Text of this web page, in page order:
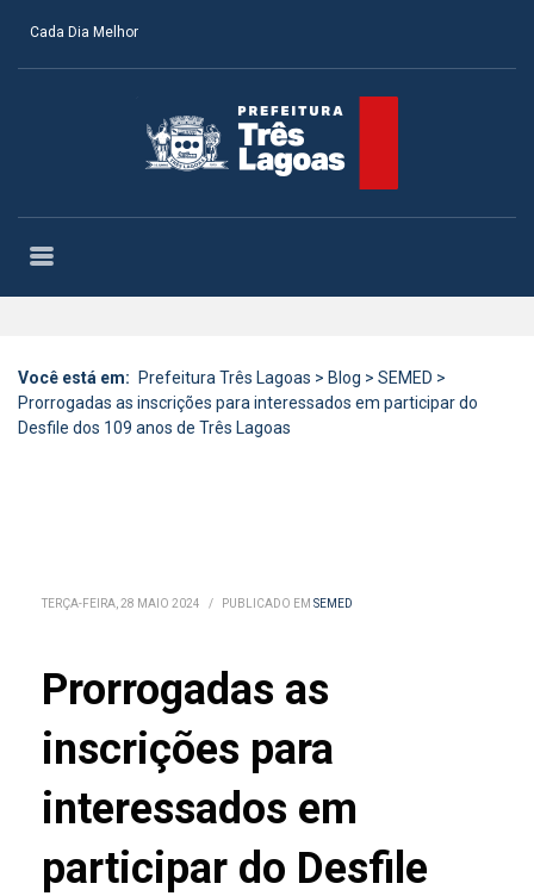
Cada Dia Melhor
Você está em: Prefeitura Três Lagoas > Blog > SEMED >
Prorrogadas as inscrições para interessados em participar do
Desfile dos 109 anos de Três Lagoas
TERÇA-FEIRA, 28 MAIO 2024 / PUBLICADO EM SEMED
Prorrogadas as
inscrições para
interessados em
participar do Desfile